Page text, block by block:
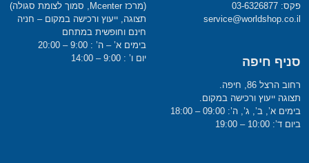
פקס: 03-6326877
service@worldshop.co.il
סניף חיפה
רחוב הרצל 86, חיפה.
תצוגה ייעוץ ורכישה במקום.
בימים א’, ב’, ג’, ה’: 09:00 – 18:00
ביום ד’: 10:00 – 19:00
(מרכז Mcenter, סמוך לצומת סגולה)
תצוגה, ייעוץ ורכישה במקום – חניה
חינם וחופשית במתחם
בימים א’ – ה’ : 9:00 – 20:00
יום ו’ : 9:00 – 14:00